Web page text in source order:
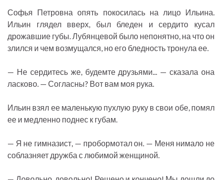
Софья Петровна опять покосилась на лицо Ильина.
Ильин глядел вверх, был бледен и сердито кусал
дрожавшие губы. Лубянцевой было непонятно, на что он
злился и чем возмущался, но его бледность тронула ее.
— Не сердитесь же, будемте друзьями... — сказала она
ласково. — Согласны? Вот вам моя рука.
Ильин взял ее маленькую пухлую руку в свои обе, помял
ее и медленно поднес к губам.
— Я не гимназист, — пробормотал он. — Меня нимало не
соблазняет дружба с любимой женщиной.